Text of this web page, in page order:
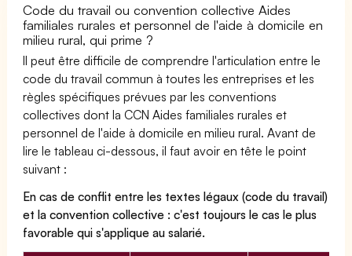
Code du travail ou convention collective Aides
familiales rurales et personnel de l'aide à domicile en
milieu rural, qui prime ?
Il peut être difficile de comprendre l'articulation entre le
code du travail commun à toutes les entreprises et les
règles spécifiques prévues par les conventions
collectives dont la CCN Aides familiales rurales et
personnel de l'aide à domicile en milieu rural. Avant de
lire le tableau ci-dessous, il faut avoir en tête le point
suivant :
En cas de conflit entre les textes légaux (code du travail)
et la convention collective : c'est toujours le cas le plus
favorable qui s'applique au salarié.